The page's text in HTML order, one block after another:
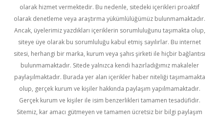
olarak hizmet vermektedir. Bu nedenle, sitedeki içerikleri proaktif
olarak denetleme veya araştırma yükümlülüğümüz bulunmamaktadır.
Ancak, üyelerimiz yazdıkları içeriklerin sorumluluğunu taşımakta olup,
siteye üye olarak bu sorumluluğu kabul etmiş sayılırlar. Bu internet
sitesi, herhangi bir marka, kurum veya şahıs şirketi ile hiçbir bağlantısı
bulunmamaktadır. Sitede yalnızca kendi hazırladığımız makaleler
paylaşılmaktadır. Burada yer alan içerikler haber niteliği taşımamakta
olup, gerçek kurum ve kişiler hakkında paylaşım yapılmamaktadır.
Gerçek kurum ve kişiler ile isim benzerlikleri tamamen tesadüfidir.
Sitemiz, kar amacı gütmeyen ve tamamen ücretsiz bir bilgi paylaşım